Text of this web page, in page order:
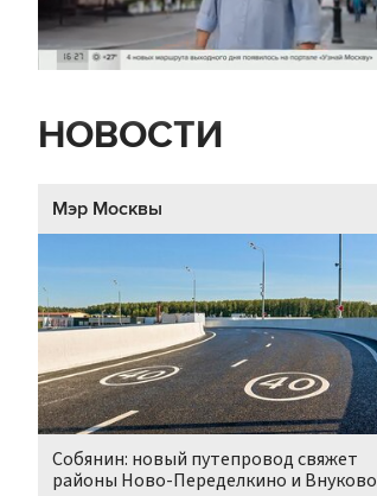
НОВОСТИ
Мэр Москвы
Собянин: новый путепровод свяжет
районы Ново-Переделкино и Внуково